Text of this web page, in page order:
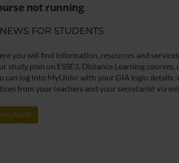
not running
NEWS FOR STUDENTS
you will find information, resources and
study plan on ESSE3, Distance Learning
can log into MyUnivr with your GIA login
from your teachers and your secretariat via